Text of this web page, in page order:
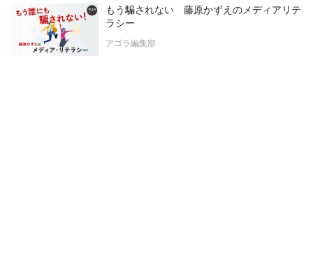
もう騙されない 藤原かずえのメディアリテ
ラシー
アゴラ編集部